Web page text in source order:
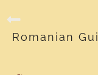
Romanian